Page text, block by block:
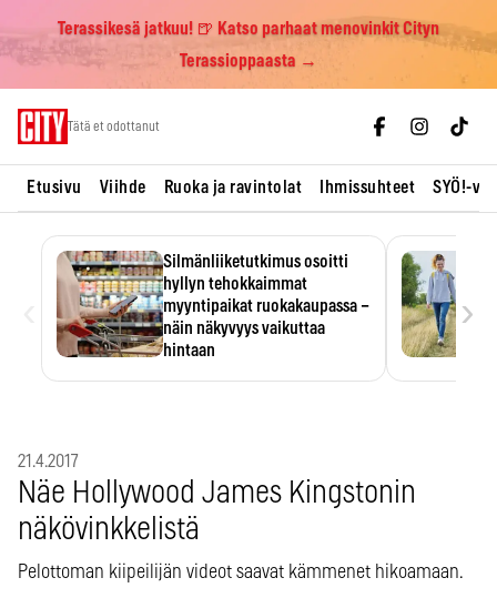
Terassikesä jatkuu! 🍺 Katso parhaat menovinkit Cityn
Terassioppaasta →
Tätä et odottanut
Etusivu Viihde Ruoka ja ravintolat Ihmissuhteet SYÖ!-
Silmänliiketutkimus osoitti
hyllyn tehokkaimmat
myyntipaikat ruokakaupassa –
näin näkyvyys vaikuttaa
hintaan
›
21.4.2017
Näe Hollywood James Kingstonin
näkövinkkelistä
Pelottoman kiipeilijän videot saavat kämmenet hikoamaan.